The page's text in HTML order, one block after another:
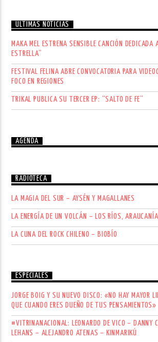
ÚLTIMAS NOTICIAS
MAKA MEL ESTRENA SENSIBLE CANCIÓN DEDICADA
ESTRELLA”
FESTIVAL FELINA ABRE CONVOCATORIA PARA
FOCO EN REGIONES
TRIKAL PUBLICA SU TERCER EP: “SALTO DE FE”
AGENDA
RADIOTECA
LA MAGIA DEL SUR – AYSÉN Y MAGALLANES
LA ENERGÍA DE UN VOLCÁN – LOS RÍOS,
LA CUNA DEL ROCK CHILENO – BIOBÍO
ESPECIALES
JORGE BOIG Y SU NUEVO DISCO: «NO HAY MAYOR
QUE CUANDO ERES DUEÑO DE TUS PENSAMIENTOS»
#VITRINANACIONAL: LEONARDO DE VICO – DANNY
LEHANS – ALEJANDRO ATENAS – KINMARIKÚ